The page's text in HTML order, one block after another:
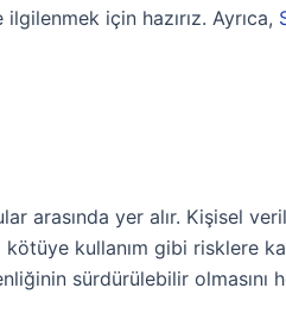
için hazırız. Ayrıca,
arasında yer alır. Kişisel
kullanım gibi risklere
sürdürülebilir olmasını